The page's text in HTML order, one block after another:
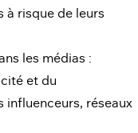
à risque de leurs
les médias :
et du
influenceurs, réseaux